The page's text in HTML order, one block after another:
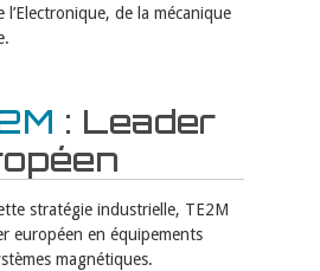
l’Electronique, de la mécanique
: Leader
stratégie industrielle, TE2M
euro­péen en équipements
magnétiques.